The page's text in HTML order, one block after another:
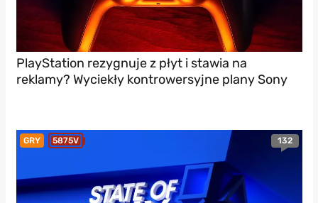
PlayStation rezygnuje z płyt i stawia na
reklamy? Wyciekły kontrowersyjne plany Sony
GRY 5875V 132